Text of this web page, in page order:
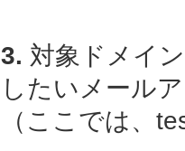
3. 対象ドメイ
したいメール
（ここでは、